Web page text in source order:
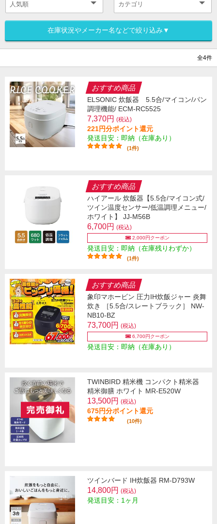
在庫状況やメーカー名などで絞り込み▼
全4件
おすすめ商品
ELSONIC 炊飯器 5.5合/マイコン/パン
調理機能/ ECM-RC5525
7,370円 (税込)
221円分ポイント還元
発送目安：即納（在庫あり）
(1件)
おすすめ商品
ハイアール 炊飯器【5.5合/マイコン式/
ツイン温度センサー/低温調理メニュー/
ホワイト】 JJ-M56B
6,700円 (税込)
2,000円クーポン
発送目安：即納（在庫残りわずか）
(1件)
おすすめ商品
象印マホービン 圧力IH炊飯ジャー 炎舞
炊き ［5.5合/スレートブラック］ NW-
NB10-BZ
73,700円 (税込)
6,700円クーポン
発送目安：即納（在庫あり）
TWINBIRD 精米機 コンパクト精米器
精米御膳 ホワイト MR-E520W
13,500円 (税込)
675円分ポイント還元
(10件)
ツインバード IH炊飯器 RM-D793W
14,800円 (税込)
発送目安：1ヶ月